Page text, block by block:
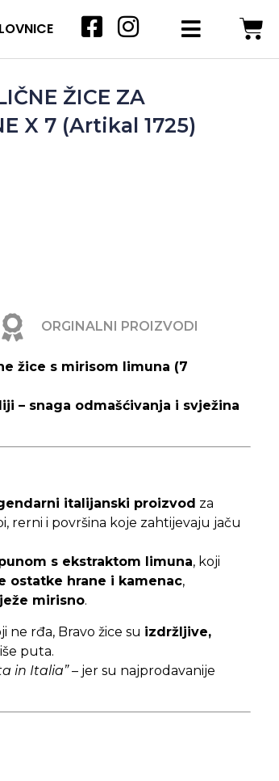
ŽICE ZA
X 7 (Artikal 1725)
ORGINALNI PROIZVODI
žice s mirisom limuna (7
– snaga odmašćivanja i svježina
italijanski proizvod za
rerni i površina koje zahtijevaju jaču
s ekstraktom limuna, koji
ostatke hrane i kamenac,
mirisno.
ne rđa, Bravo žice su izdržljive,
puta.
in Italia”– jer su najprodavanije